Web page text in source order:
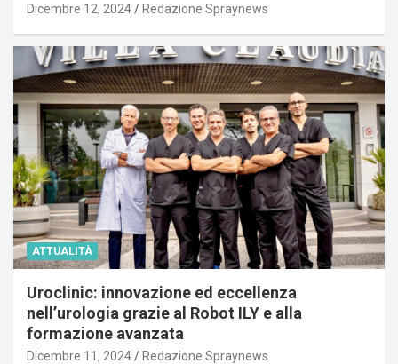
Dicembre 12, 2024 Redazione Spraynews
ATTUALITÀ
Uroclinic: innovazione ed eccellenza
nell’urologia grazie al Robot ILY e alla
formazione avanzata
Dicembre 11, 2024 Redazione Spraynews